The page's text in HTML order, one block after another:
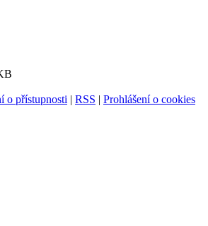
o přístupnosti | RSS | Prohlášení o cookies